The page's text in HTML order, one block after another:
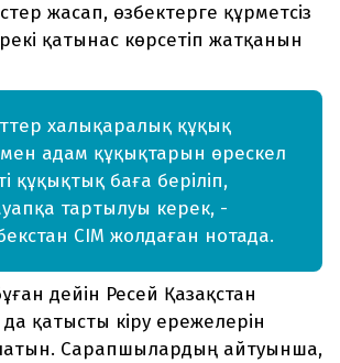
жасап, өзбектерге құрметсіз
қатынас көрсетіп жатқанын
халықаралық құқық
адам құқықтарын өрескел
құқықтық баға беріліп,
тартылуы керек, -
СІМ жолдаған нотада.
дейін Ресей Қазақстан
қатысты кіру ережелерін
Сарапшылардың айтуынша,